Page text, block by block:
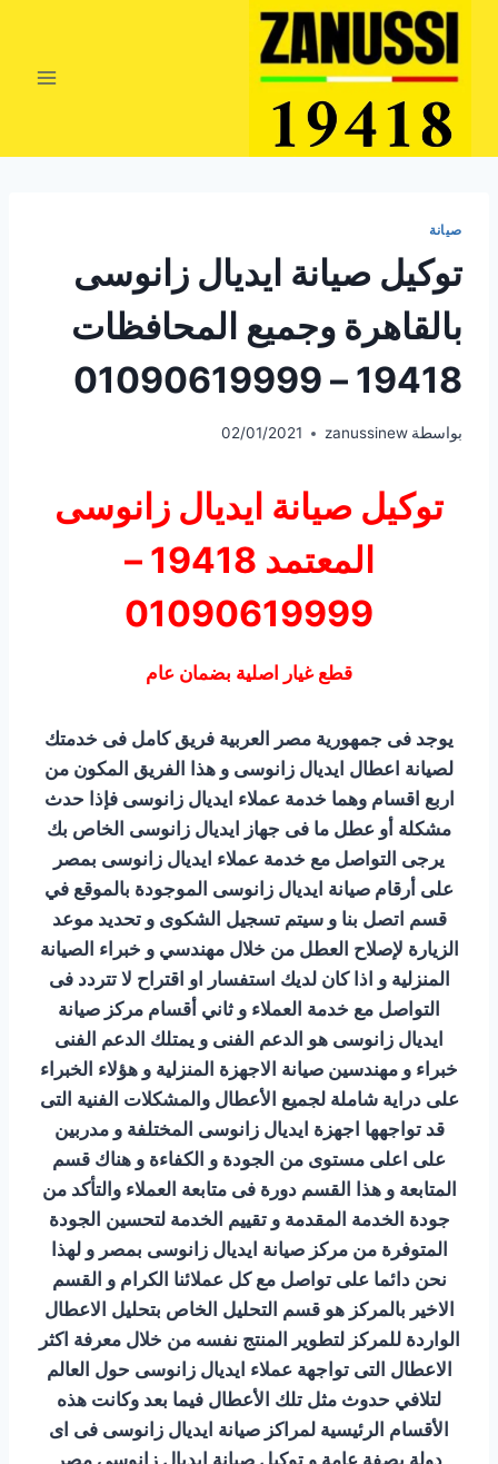
التجاوز
المحتوى
صيانة
توكيل صيانة ايديال زانوسى
بالقاهرة وجميع المحافظات
19418 – 01090619999
بواسطة zanussinew
02/01/2021
توكيل صيانة ايديال زانوسى
المعتمد 19418 –
01090619999
قطع غيار اصلية بضمان عام
يوجد فى جمهورية مصر العربية فريق كامل فى خدمتك
لصيانة اعطال ايديال زانوسى و هذا الفريق المكون من
اربع اقسام وهما خدمة عملاء ايديال زانوسى فإذا حدث
مشكلة أو عطل ما فى جهاز ايديال زانوسى الخاص بك
يرجى التواصل مع خدمة عملاء ايديال زانوسى بمصر
على أرقام صيانة ايديال زانوسى الموجودة بالموقع في
قسم اتصل بنا و سيتم تسجيل الشكوى و تحديد موعد
الزيارة لإصلاح العطل من خلال مهندسي و خبراء الصيانة
المنزلية و اذا كان لديك استفسار او اقتراح لا تتردد فى
التواصل مع خدمة العملاء و ثاني أقسام مركز صيانة
ايديال زانوسى هو الدعم الفنى و يمتلك الدعم الفنى
خبراء و مهندسين صيانة الاجهزة المنزلية و هؤلاء الخبراء
على دراية شاملة لجميع الأعطال والمشكلات الفنية التى
قد تواجهها اجهزة ايديال زانوسى المختلفة و مدربين
على اعلى مستوى من الجودة و الكفاءة و هناك قسم
المتابعة و هذا القسم دورة فى متابعة العملاء والتأكد من
جودة الخدمة المقدمة و تقييم الخدمة لتحسين الجودة
المتوفرة من مركز صيانة ايديال زانوسى بمصر و لهذا
نحن دائما على تواصل مع كل عملائنا الكرام و القسم
الاخير بالمركز هو قسم التحليل الخاص بتحليل الاعطال
الواردة للمركز لتطوير المنتج نفسه من خلال معرفة اكثر
الاعطال التى تواجهة عملاء ايديال زانوسى حول العالم
لتلافي حدوث مثل تلك الأعطال فيما بعد وكانت هذه
الأقسام الرئيسية لمراكز صيانة ايديال زانوسى فى اى